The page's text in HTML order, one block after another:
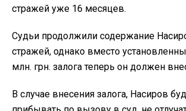
стражей уже 16 месяцев.
Судьи продолжили содержание
стражей, однако вместо
млн. грн. залога теперь он должен
В случае внесения залога, Насиров